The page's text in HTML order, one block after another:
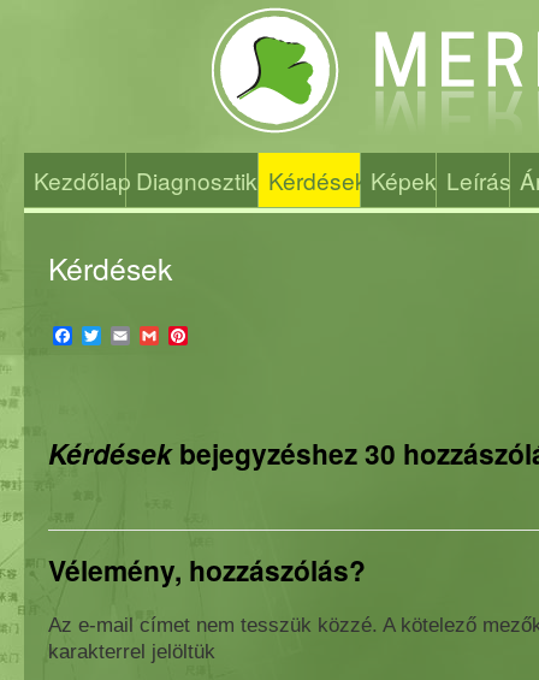
Kezdőlap DiagnosztikaKérdések Képek Leírás
Kérdések
Facebook
TwitterEmailGmail
Kérdésekbejegyzéshez 30
Vélemény, hozzászólás?
Az e-mail címet nem tesszük közzé. A kötelező
karakterrel jelöltük